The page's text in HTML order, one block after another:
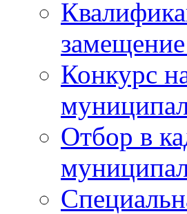
Конкурс
Отбор в